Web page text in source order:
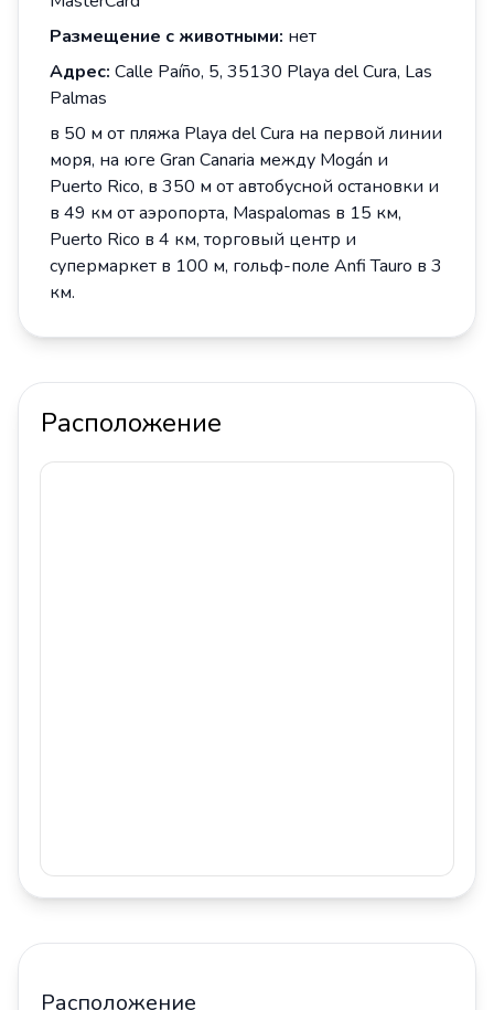
Размещение с животными: нет
Адрес: Calle Paíño, 5, 35130 Playa del Cura, Las
Palmas
в 50 м от пляжа Playa del Cura на первой линии
моря, на юге Gran Canaria между Mogán и
Puerto Rico, в 350 м от автобусной остановки и
в 49 км от аэропорта, Maspalomas в 15 км,
Puerto Rico в 4 км, торговый центр и
супермаркет в 100 м, гольф-поле Anfi Tauro в 3
км.
Расположение
Расположение